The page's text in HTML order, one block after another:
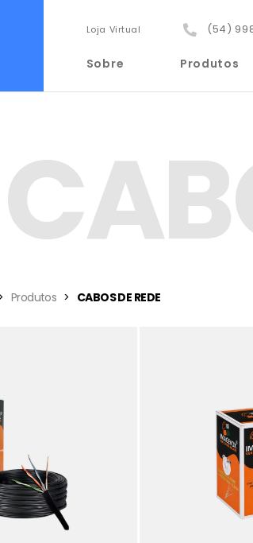
Loja Virtual (54)
Sobre Produtos
Produtos CABOS DE REDE